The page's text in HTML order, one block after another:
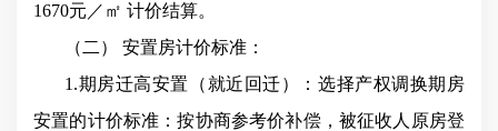
1670元／㎡ 计价结算。
（二）
安置房计价标准：
1.期房迁高安置（就近回迁）：选择产权调换期房
安置的计价标准：按协商参考价补偿，被征收人原房登